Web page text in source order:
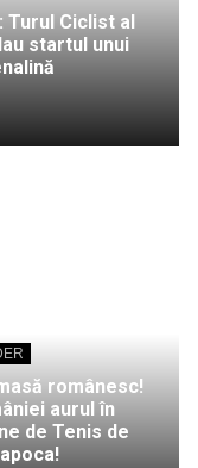
Turul Ciclist al
startul unui
românesc!
aurul în
de Tenis de